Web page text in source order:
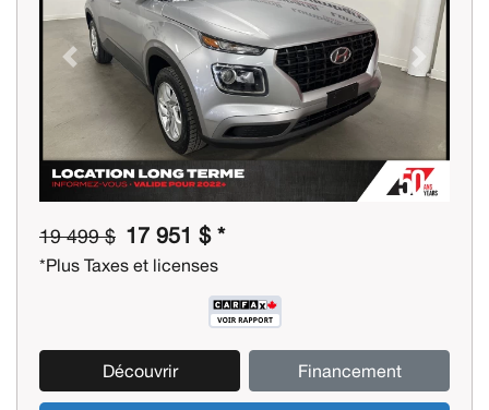
Previous Next
19 499 $ 17 951 $ *
*Plus Taxes et licenses
Découvrir Financement